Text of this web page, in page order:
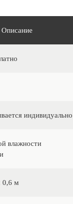
Описание
индивидуально
влажности
0,6 м